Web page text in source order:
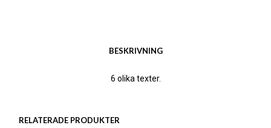
BESKRIVNING
6 olika texter.
RELATERADE PRODUKTER